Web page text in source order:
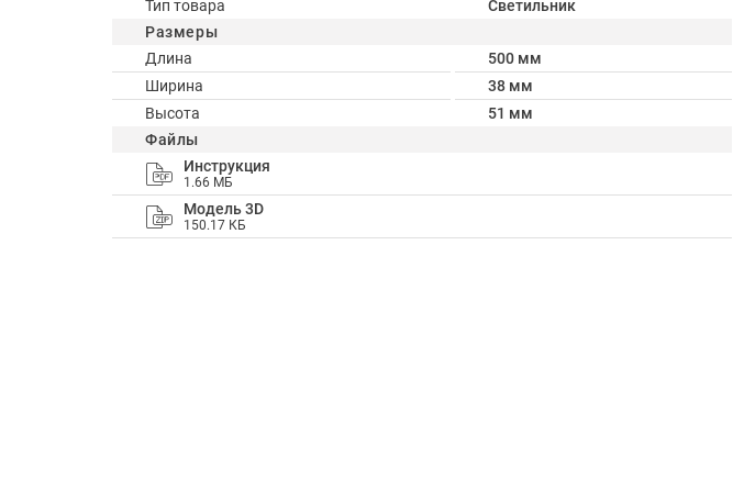
Тип товара
Светильник
Размеры
Длина
500 мм
Ширина
38 мм
Высота
51 мм
Файлы
Инструкция
1.66 МБ
Модель 3D
150.17 КБ